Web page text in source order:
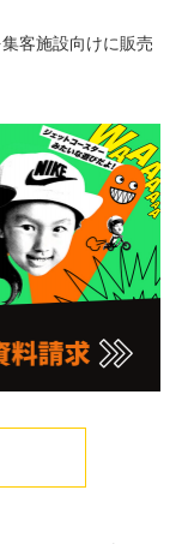
客施設向けに販売